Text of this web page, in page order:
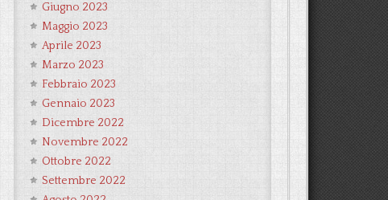
Giugno 2023
Maggio 2023
Aprile 2023
Marzo 2023
Febbraio 2023
Gennaio 2023
Dicembre 2022
Novembre 2022
Ottobre 2022
Settembre 2022